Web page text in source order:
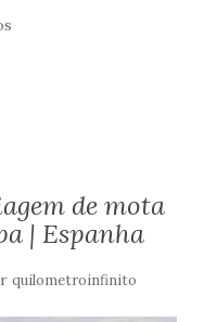
de mota
| Espanha
quilometroinfinito